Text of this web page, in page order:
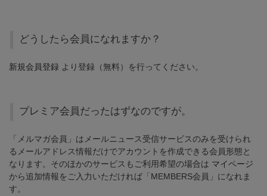
どうしたら会員になれますか？
新規会員登録 より登録（無料）を行ってください。
プレミア会員だったはずなのですが。
「メルマガ会員」はメールニュース受信サービスのみを受けられ
るメールアドレス情報だけでアカウントを作成できる会員形態と
なります。そのほかのサービスもご利用希望の場合は マイページ
から追加情報をご入力いただければ「MEMBERS会員」になれま
す。